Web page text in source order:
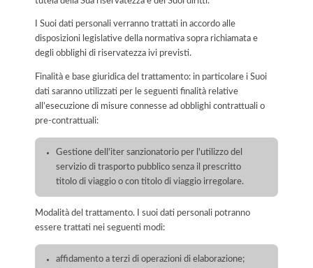
I Suoi dati personali verranno trattati in accordo alle
disposizioni legislative della normativa sopra richiamata e
degli obblighi di riservatezza ivi previsti.
Finalità e base giuridica del trattamento: in particolare i Suoi
dati saranno utilizzati per le seguenti finalità relative
all’esecuzione di misure connesse ad obblighi contrattuali o
pre-contrattuali:
Gestione dell'iter sanzionatorio per l'utilizzo del
servizio di trasporto pubblico senza il prescritto
titolo di viaggio o con titolo di viaggio irregolare.
Modalità del trattamento. I suoi dati personali potranno
essere trattati nei seguenti modi:
affidamento a terzi di operazioni di elaborazione;